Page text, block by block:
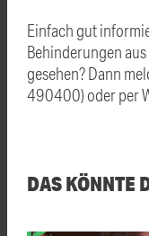
Einfach gut
Behinderungen
gesehen? Dann
490400) oder per
DAS KÖNNTE